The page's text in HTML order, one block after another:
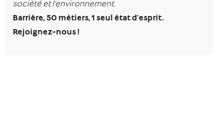
société et l’environnement.
Barrière, 50 métiers, 1 seul état d’esprit.
Rejoignez-nous !